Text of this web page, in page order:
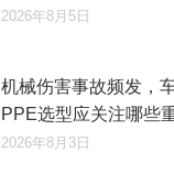
2026年8月5日
机械伤害事故频发，
PPE选型应关注哪些
2026年8月3日